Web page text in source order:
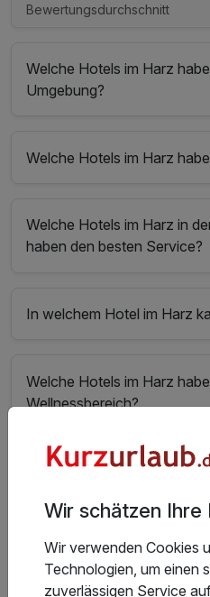
Bewertungsdurchschnitt
Welche Hotels im Harz
Umgebung?
Welche Hotels im Harz
Welche Hotels im Harz in
haben den besten Service?
In welchem Hotel im Harz
Welche Hotels im Harz
Wellnessbereich?
In welchen Hotels im Harz
Welche Hotels im Harz
Ausflugsmöglichkeiten?
Wir schätzen Ihre
Wir verwenden Cookies
Technologien, um einen
zuverlässigen Service